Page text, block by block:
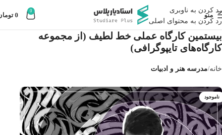
رد کردن به ناوبری
رد کردن به محتوای اصلی
منو
0
0
بیستمین کارگاه عملى خط لطیف (از مجموعه
كارگاه‌هاى تايپوگرافى)
خانه مدرسه هنر و ادبیات
ناموجود